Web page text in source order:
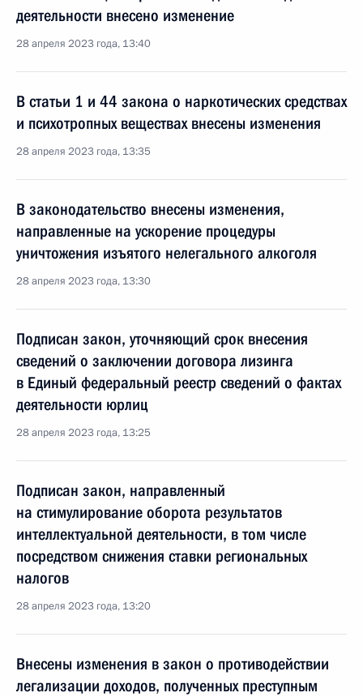
деятельности внесено изменение
28 апреля 2023 года, 13:40
В статьи 1 и 44 закона о наркотических средствах
и психотропных веществах внесены изменения
28 апреля 2023 года, 13:35
В законодательство внесены изменения,
направленные на ускорение процедуры
уничтожения изъятого нелегального алкоголя
28 апреля 2023 года, 13:30
Подписан закон, уточняющий срок внесения
сведений о заключении договора лизинга
в Единый федеральный реестр сведений о фактах
деятельности юрлиц
28 апреля 2023 года, 13:25
Подписан закон, направленный
на стимулирование оборота результатов
интеллектуальной деятельности, в том числе
посредством снижения ставки региональных
налогов
28 апреля 2023 года, 13:20
Внесены изменения в закон о противодействии
легализации доходов, полученных преступным